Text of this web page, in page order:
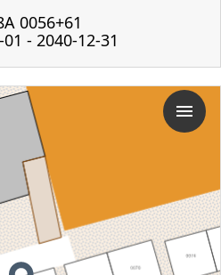
0056+61
- 2040-12-31